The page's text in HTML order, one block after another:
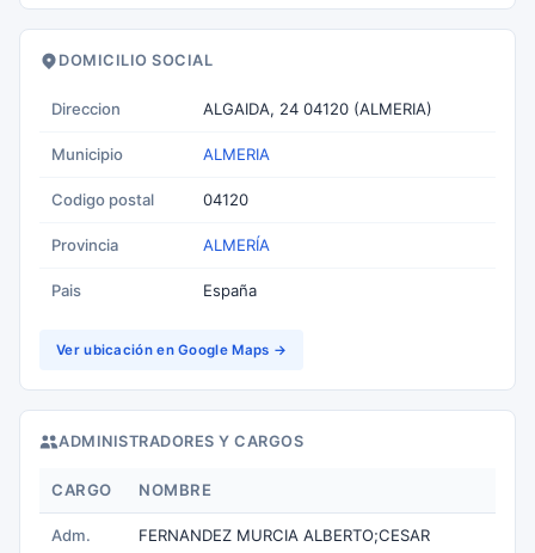
DOMICILIO SOCIAL
Direccion ALGAIDA, 24 04120 (ALMERIA)
Municipio ALMERIA
Codigo postal 04120
Provincia ALMERÍA
Pais España
Ver ubicación en Google Maps →
ADMINISTRADORES Y CARGOS
CARGO NOMBRE
Adm.
FERNANDEZ MURCIA ALBERTO;CESAR